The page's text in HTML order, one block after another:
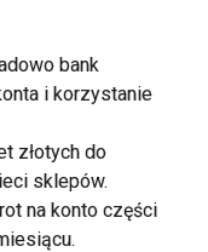
bank
i korzystanie
złotych do
sklepów.
na konto części